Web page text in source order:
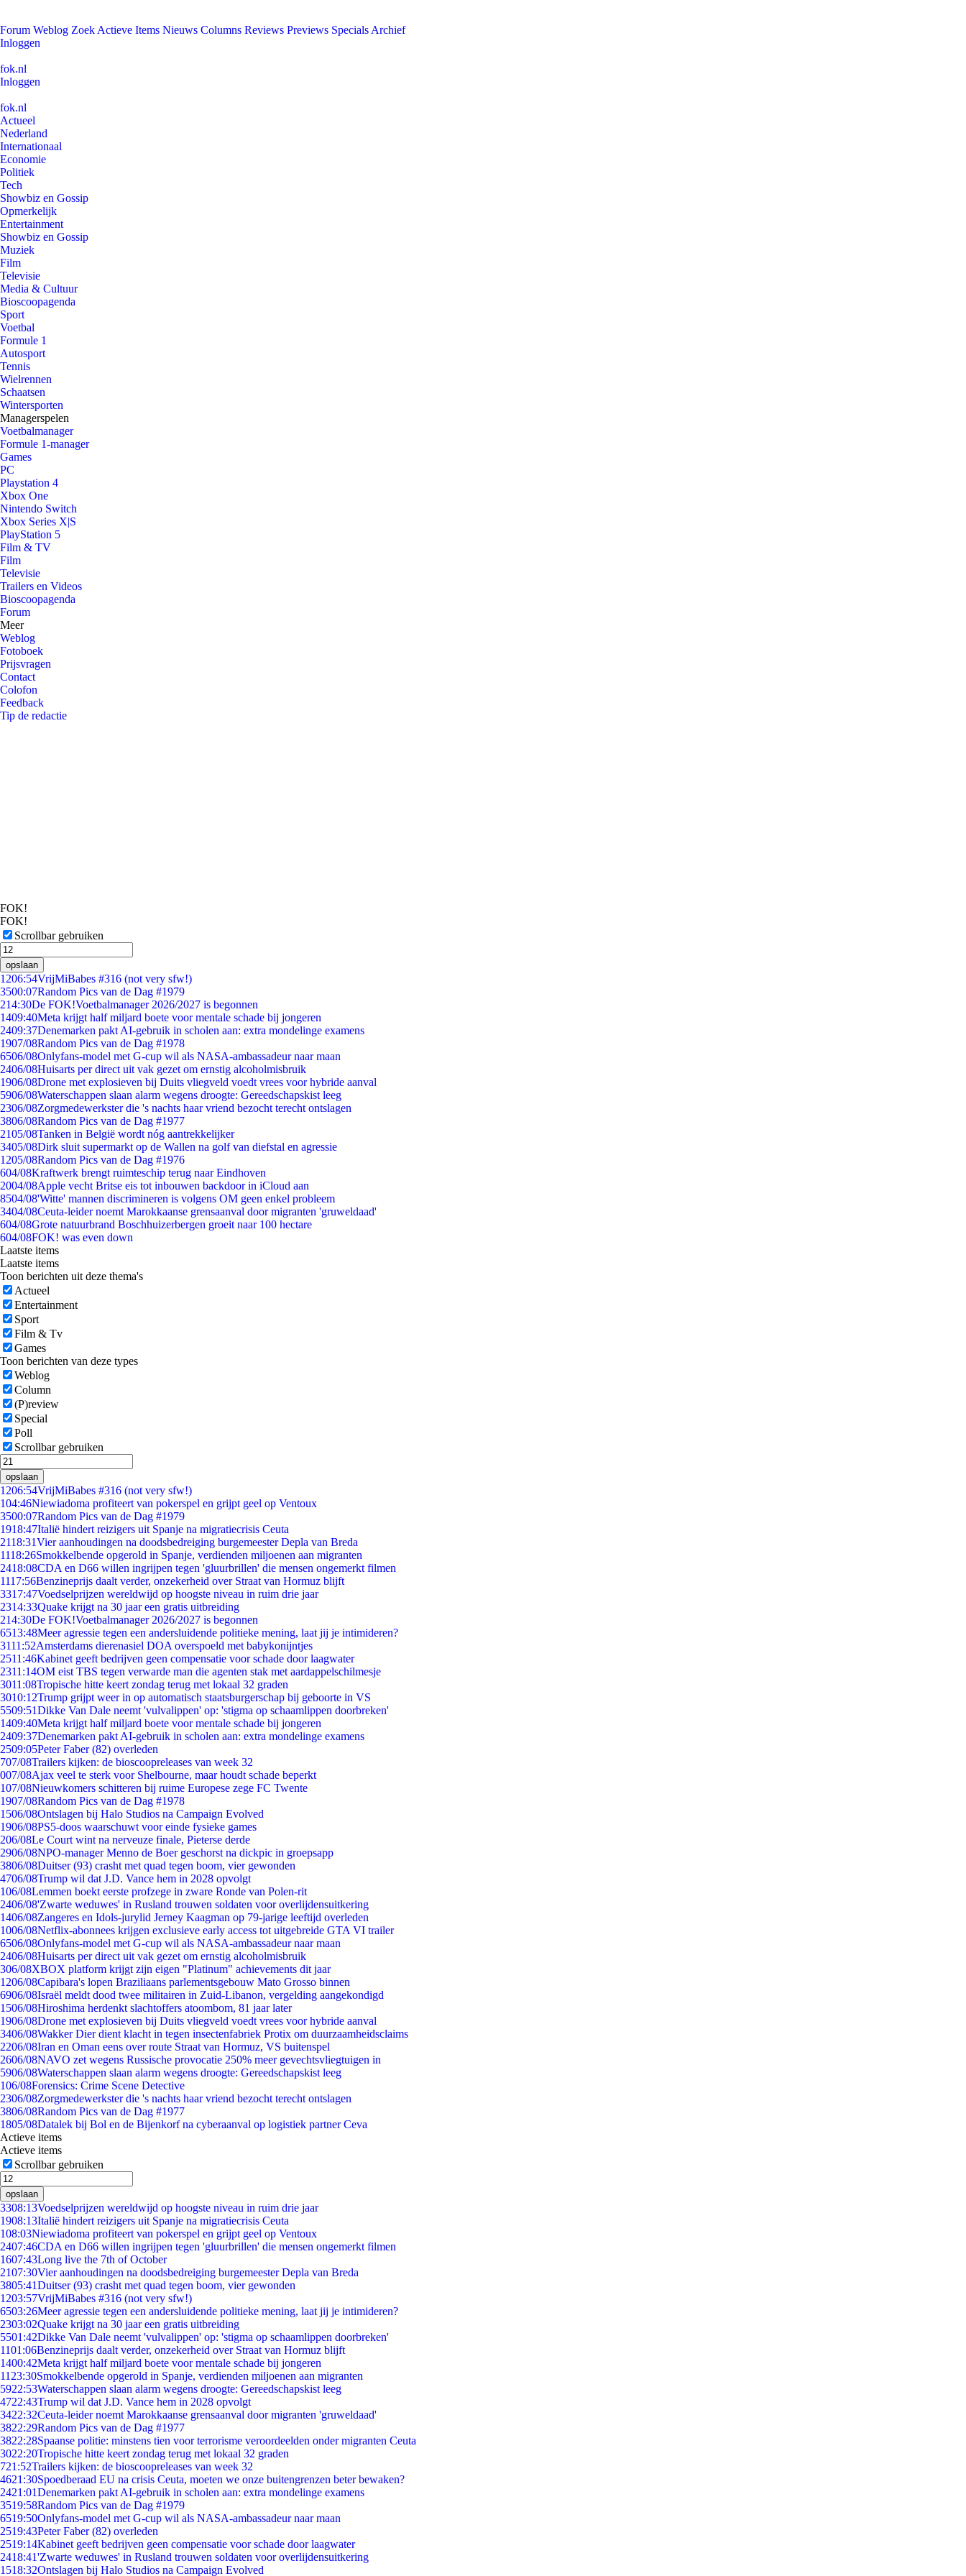
Forum Weblog Zoek Actieve Items Nieuws Columns Reviews Previews Specials Archief
Inloggen
fok.nl
Inloggen
fok.nl
Actueel
Nederland
Internationaal
Economie
Politiek
Tech
Showbiz en Gossip
Opmerkelijk
Entertainment
Showbiz en Gossip
Muziek
Film
Televisie
Media & Cultuur
Bioscoopagenda
Sport
Voetbal
Formule 1
Autosport
Tennis
Wielrennen
Schaatsen
Wintersporten
Managerspelen
Voetbalmanager
Formule 1-manager
Games
PC
Playstation 4
Xbox One
Nintendo Switch
Xbox Series X|S
PlayStation 5
Film & TV
Film
Televisie
Trailers en Videos
Bioscoopagenda
Forum
Meer
Weblog
Fotoboek
Prijsvragen
Contact
Colofon
Feedback
Tip de redactie
FOK!
FOK!
Scrollbar gebruiken
opslaan
1206:54VrijMiBabes #316 (not very sfw!)
3500:07Random Pics van de Dag #1979
214:30De FOK!Voetbalmanager 2026/2027 is begonnen
1409:40Meta krijgt half miljard boete voor mentale schade bij jongeren
2409:37Denemarken pakt AI-gebruik in scholen aan: extra mondelinge examens
1907/08Random Pics van de Dag #1978
6506/08Onlyfans-model met G-cup wil als NASA-ambassadeur naar maan
2406/08Huisarts per direct uit vak gezet om ernstig alcoholmisbruik
1906/08Drone met explosieven bij Duits vliegveld voedt vrees voor hybride aanval
5906/08Waterschappen slaan alarm wegens droogte: Gereedschapskist leeg
2306/08Zorgmedewerkster die 's nachts haar vriend bezocht terecht ontslagen
3806/08Random Pics van de Dag #1977
2105/08Tanken in België wordt nóg aantrekkelijker
3405/08Dirk sluit supermarkt op de Wallen na golf van diefstal en agressie
1205/08Random Pics van de Dag #1976
604/08Kraftwerk brengt ruimteschip terug naar Eindhoven
2004/08Apple vecht Britse eis tot inbouwen backdoor in iCloud aan
8504/08'Witte' mannen discrimineren is volgens OM geen enkel probleem
3404/08Ceuta-leider noemt Marokkaanse grensaanval door migranten 'gruweldaad'
604/08Grote natuurbrand Boschhuizerbergen groeit naar 100 hectare
604/08FOK! was even down
Laatste items
Laatste items
Toon berichten uit deze thema's
Actueel
Entertainment
Sport
Film & Tv
Games
Toon berichten van deze types
Weblog
Column
(P)review
Special
Poll
Scrollbar gebruiken
opslaan
1206:54VrijMiBabes #316 (not very sfw!)
104:46Niewiadoma profiteert van pokerspel en grijpt geel op Ventoux
3500:07Random Pics van de Dag #1979
1918:47Italië hindert reizigers uit Spanje na migratiecrisis Ceuta
2118:31Vier aanhoudingen na doodsbedreiging burgemeester Depla van Breda
1118:26Smokkelbende opgerold in Spanje, verdienden miljoenen aan migranten
2418:08CDA en D66 willen ingrijpen tegen 'gluurbrillen' die mensen ongemerkt filmen
1117:56Benzineprijs daalt verder, onzekerheid over Straat van Hormuz blijft
3317:47Voedselprijzen wereldwijd op hoogste niveau in ruim drie jaar
2314:33Quake krijgt na 30 jaar een gratis uitbreiding
214:30De FOK!Voetbalmanager 2026/2027 is begonnen
6513:48Meer agressie tegen een andersluidende politieke mening, laat jij je intimideren?
3111:52Amsterdams dierenasiel DOA overspoeld met babykonijntjes
2511:46Kabinet geeft bedrijven geen compensatie voor schade door laagwater
2311:14OM eist TBS tegen verwarde man die agenten stak met aardappelschilmesje
3011:08Tropische hitte keert zondag terug met lokaal 32 graden
3010:12Trump grijpt weer in op automatisch staatsburgerschap bij geboorte in VS
5509:51Dikke Van Dale neemt 'vulvalippen' op: 'stigma op schaamlippen doorbreken'
1409:40Meta krijgt half miljard boete voor mentale schade bij jongeren
2409:37Denemarken pakt AI-gebruik in scholen aan: extra mondelinge examens
2509:05Peter Faber (82) overleden
707/08Trailers kijken: de bioscoopreleases van week 32
007/08Ajax veel te sterk voor Shelbourne, maar houdt schade beperkt
107/08Nieuwkomers schitteren bij ruime Europese zege FC Twente
1907/08Random Pics van de Dag #1978
1506/08Ontslagen bij Halo Studios na Campaign Evolved
1906/08PS5-doos waarschuwt voor einde fysieke games
206/08Le Court wint na nerveuze finale, Pieterse derde
2906/08NPO-manager Menno de Boer geschorst na dickpic in groepsapp
3806/08Duitser (93) crasht met quad tegen boom, vier gewonden
4706/08Trump wil dat J.D. Vance hem in 2028 opvolgt
106/08Lemmen boekt eerste profzege in zware Ronde van Polen-rit
2406/08'Zwarte weduwes' in Rusland trouwen soldaten voor overlijdensuitkering
1406/08Zangeres en Idols-jurylid Jerney Kaagman op 79-jarige leeftijd overleden
1006/08Netflix-abonnees krijgen exclusieve early access tot uitgebreide GTA VI trailer
6506/08Onlyfans-model met G-cup wil als NASA-ambassadeur naar maan
2406/08Huisarts per direct uit vak gezet om ernstig alcoholmisbruik
306/08XBOX platform krijgt zijn eigen "Platinum" achievements dit jaar
1206/08Capibara's lopen Braziliaans parlementsgebouw Mato Grosso binnen
6906/08Israël meldt dood twee militairen in Zuid-Libanon, vergelding aangekondigd
1506/08Hiroshima herdenkt slachtoffers atoombom, 81 jaar later
1906/08Drone met explosieven bij Duits vliegveld voedt vrees voor hybride aanval
3406/08Wakker Dier dient klacht in tegen insectenfabriek Protix om duurzaamheidsclaims
2206/08Iran en Oman eens over route Straat van Hormuz, VS buitenspel
2606/08NAVO zet wegens Russische provocatie 250% meer gevechtsvliegtuigen in
5906/08Waterschappen slaan alarm wegens droogte: Gereedschapskist leeg
106/08Forensics: Crime Scene Detective
2306/08Zorgmedewerkster die 's nachts haar vriend bezocht terecht ontslagen
3806/08Random Pics van de Dag #1977
1805/08Datalek bij Bol en de Bijenkorf na cyberaanval op logistiek partner Ceva
Actieve items
Actieve items
Scrollbar gebruiken
opslaan
3308:13Voedselprijzen wereldwijd op hoogste niveau in ruim drie jaar
1908:13Italië hindert reizigers uit Spanje na migratiecrisis Ceuta
108:03Niewiadoma profiteert van pokerspel en grijpt geel op Ventoux
2407:46CDA en D66 willen ingrijpen tegen 'gluurbrillen' die mensen ongemerkt filmen
1607:43Long live the 7th of October
2107:30Vier aanhoudingen na doodsbedreiging burgemeester Depla van Breda
3805:41Duitser (93) crasht met quad tegen boom, vier gewonden
1203:57VrijMiBabes #316 (not very sfw!)
6503:26Meer agressie tegen een andersluidende politieke mening, laat jij je intimideren?
2303:02Quake krijgt na 30 jaar een gratis uitbreiding
5501:42Dikke Van Dale neemt 'vulvalippen' op: 'stigma op schaamlippen doorbreken'
1101:06Benzineprijs daalt verder, onzekerheid over Straat van Hormuz blijft
1400:42Meta krijgt half miljard boete voor mentale schade bij jongeren
11 23:30Smokkelbende opgerold in Spanje, verdienden miljoenen aan migranten
5922:53Waterschappen slaan alarm wegens droogte: Gereedschapskist leeg
4722:43Trump wil dat J.D. Vance hem in 2028 opvolgt
3422:32Ceuta-leider noemt Marokkaanse grensaanval door migranten 'gruweldaad'
3822:29Random Pics van de Dag #1977
3822:28Spaanse politie: minstens tien voor terrorisme veroordeelden onder migranten Ceuta
3022:20Tropische hitte keert zondag terug met lokaal 32 graden
721:52Trailers kijken: de bioscoopreleases van week 32
4621:30Spoedberaad EU na crisis Ceuta, moeten we onze buitengrenzen beter bewaken?
2421:01Denemarken pakt AI-gebruik in scholen aan: extra mondelinge examens
3519:58Random Pics van de Dag #1979
6519:50Onlyfans-model met G-cup wil als NASA-ambassadeur naar maan
2519:43Peter Faber (82) overleden
2519:14Kabinet geeft bedrijven geen compensatie voor schade door laagwater
2418:41'Zwarte weduwes' in Rusland trouwen soldaten voor overlijdensuitkering
1518:32Ontslagen bij Halo Studios na Campaign Evolved